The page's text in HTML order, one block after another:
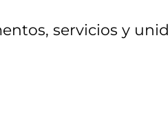
servicios y